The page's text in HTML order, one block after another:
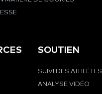
SOUTIEN
SUIVI DES ATHLÈTES
ANALYSE VIDÉO